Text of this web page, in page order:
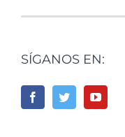
SÍGANOS EN: